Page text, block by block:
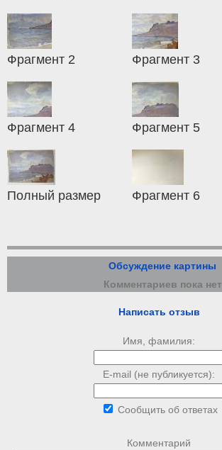
Фрагмент 2 Фрагмент 3
Фрагмент 4 Фрагмент 5
Полный размер Фрагмент 6
Обсуждение картины
Комментариев пока нет
Написать отзыв
Имя, фамилия:
E-mail (не публикуется):
Сообщить об ответах
Комментарий